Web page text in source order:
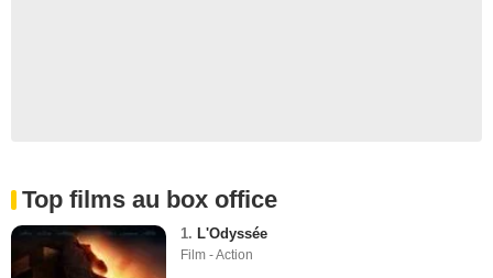
Top films au box office
1. L'Odyssée
Film - Action